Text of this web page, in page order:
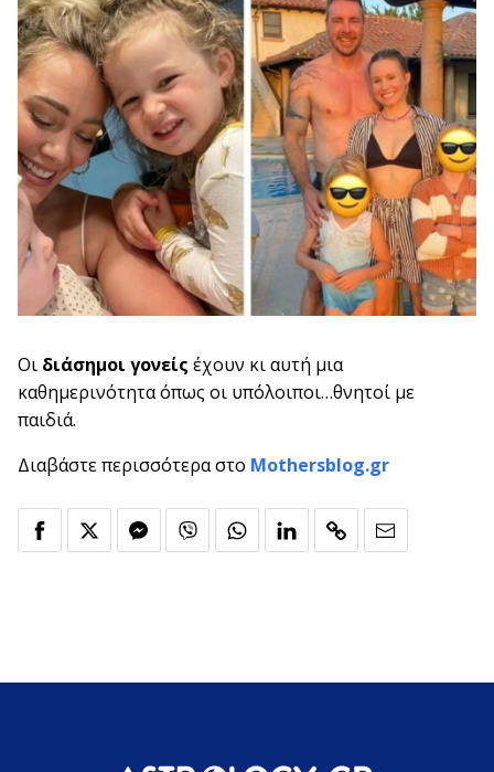
Οι διάσημοι γονείς έχουν κι αυτή μια
καθημερινότητα όπως οι υπόλοιποι…θνητοί με
παιδιά.
Διαβάστε περισσότερα στο Mothersblog.gr